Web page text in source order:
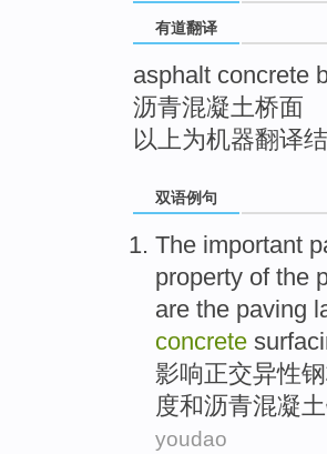
有道翻译
asphalt concrete
沥青混凝土桥面
以上为机器翻译
双语例句
The important
property ofthe
are the paving
concrete
影响正交异性钢
度和沥青混凝
youdao